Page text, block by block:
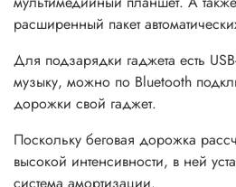
расширенный пакет
Для подзарядки гаджета есть
музыку, можно по Bluetooth
дорожки свой гаджет.
Поскольку беговая дорожка
высокой интенсивности, в ней